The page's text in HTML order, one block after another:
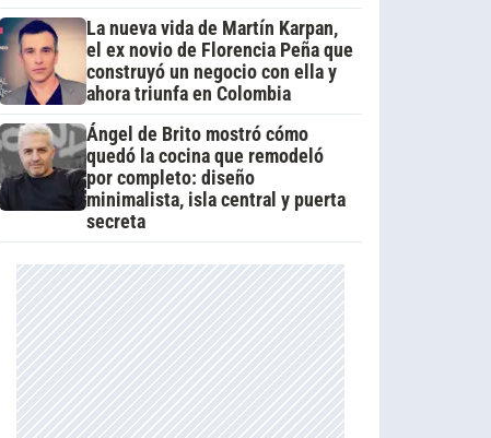
La nueva vida de Martín Karpan,
el ex novio de Florencia Peña que
construyó un negocio con ella y
ahora triunfa en Colombia
Ángel de Brito mostró cómo
quedó la cocina que remodeló
por completo: diseño
minimalista, isla central y puerta
secreta